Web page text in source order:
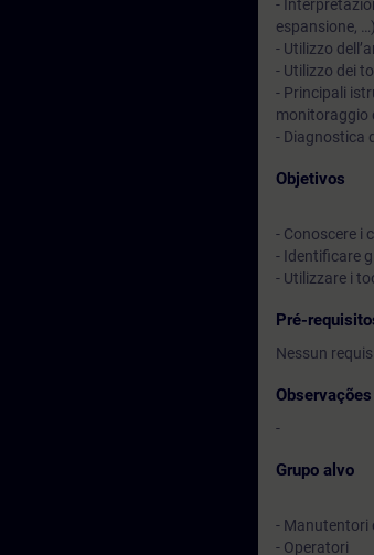
-
espansione, …)
- Utilizzo
- Utilizzo dei
- Principali
monitoraggio
- Diagnostica
Objetivos
- Conoscere i
- Identificare
- Utilizzare i
Pré-
Nessun
Observações
-
Grupo alvo
- Manutentori
- Operatori